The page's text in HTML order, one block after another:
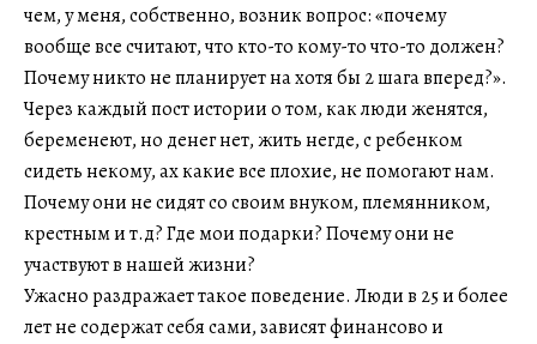
чем, у меня, собственно, возник вопрос: «почему
вообще все считают, что кто-то кому-то что-то должен?
Почему никто не планирует на хотя бы 2 шага вперед?».
Через каждый пост истории о том, как люди женятся,
беременеют, но денег нет, жить негде, с ребенком
сидеть некому, ах какие все плохие, не помогают нам.
Почему они не сидят со своим внуком, племянником,
крестным и т.д? Где мои подарки? Почему они не
участвуют в нашей жизни?
Ужасно раздражает такое поведение. Люди в 25 и более
лет не содержат себя сами, зависят финансово и